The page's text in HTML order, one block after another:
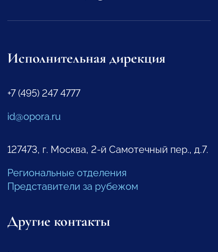
Исполнительная дирекция
+7 (495) 247 4777
id@opora.ru
127473, г. Москва, 2-й Самотечный пер., д.7.
Региональные отделения
Представители за рубежом
Другие контакты